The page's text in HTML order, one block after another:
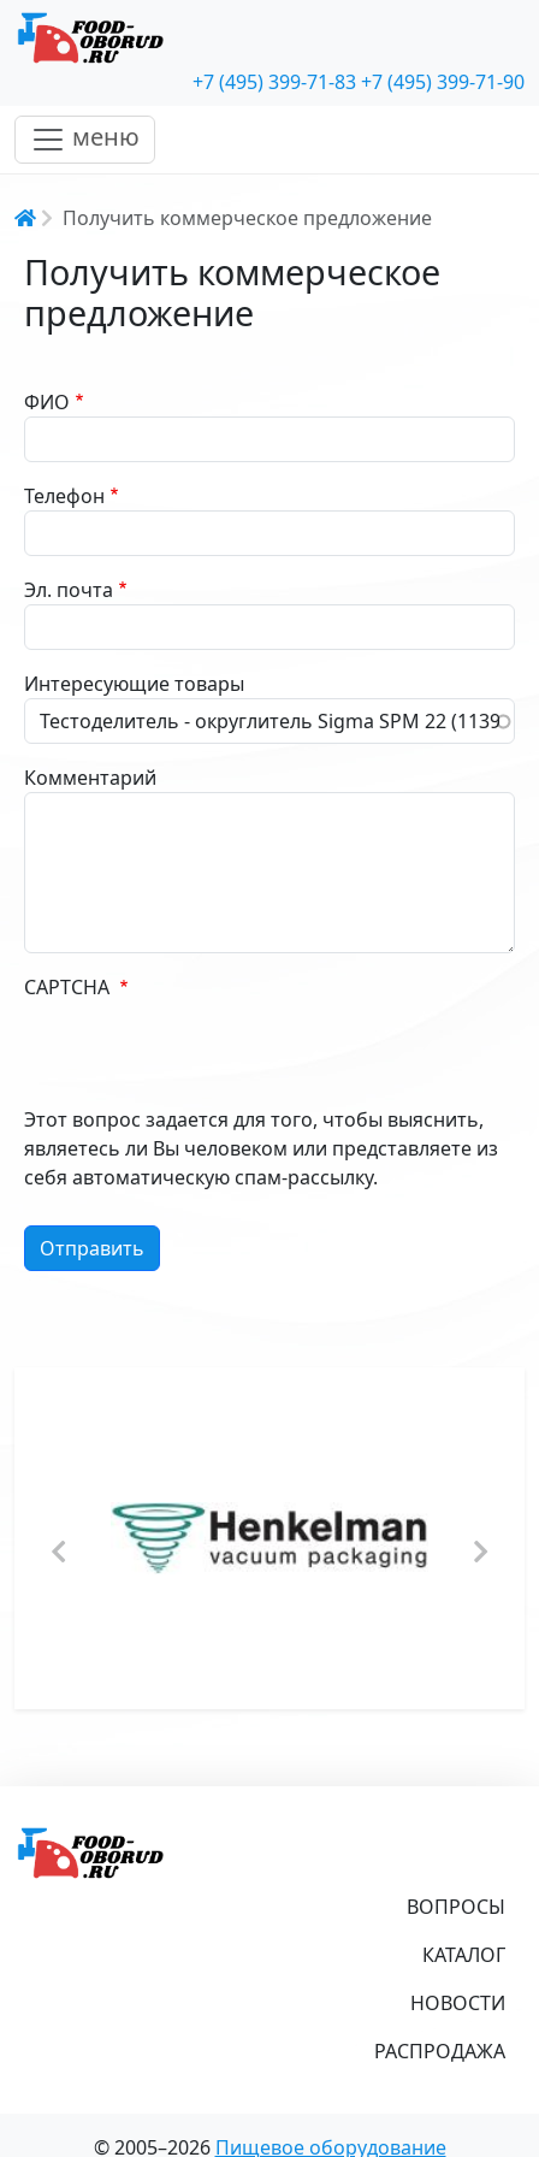
+7 (495) 399-71-83+7 (495) 399-71-90
меню
Строка навигации
Получить коммерческое предложение
Получить коммерческое
предложение
ФИО
Телефон
Эл. почта
Интересующие товары
Комментарий
CAPTCHA
Этот вопрос задается для того, чтобы выяснить,
являетесь ли Вы человеком или представляете из
себя автоматическую спам-рассылку.
ВОПРОСЫ
КАТАЛОГ
НОВОСТИ
РАСПРОДАЖА
© 2005–2026 Пищевое оборудование